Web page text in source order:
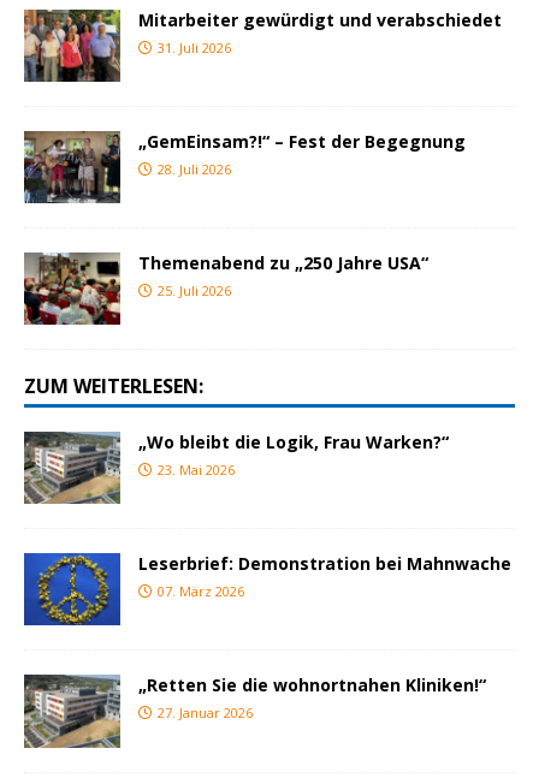
Mitarbeiter gewürdigt und verabschiedet
31. Juli 2026
„GemEinsam?!“ – Fest der Begegnung
28. Juli 2026
Themenabend zu „250 Jahre USA“
25. Juli 2026
ZUM WEITERLESEN:
„Wo bleibt die Logik, Frau Warken?“
23. Mai 2026
Leserbrief: Demonstration bei Mahnwache
07. März 2026
„Retten Sie die wohnortnahen Kliniken!“
27. Januar 2026